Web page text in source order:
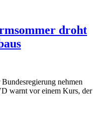
droht
nehmen
warnt vor einem Kurs, der